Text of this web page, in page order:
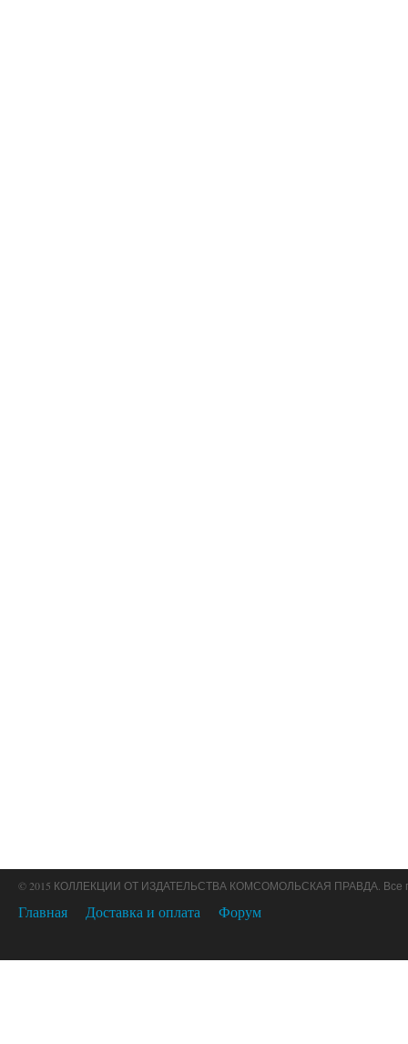
© 2015 КОЛЛЕКЦИИ ОТ ИЗДАТЕЛЬСТВА КОМСОМОЛЬСКАЯ ПРАВДА. Все
Главная Доставка и оплата Форум